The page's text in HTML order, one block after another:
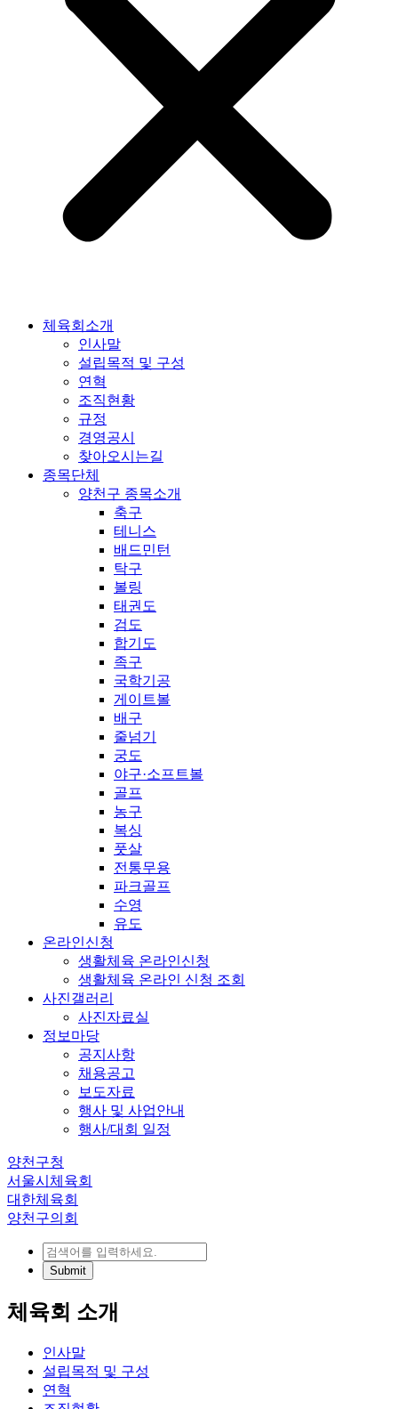
체육회소개
인사말
설립목적 및 구성
연혁
조직현황
규정
경영공시
찾아오시는길
종목단체
양천구 종목소개
축구
테니스
배드민턴
탁구
볼링
태권도
검도
합기도
족구
국학기공
게이트볼
배구
줄넘기
궁도
야구·소프트볼
골프
농구
복싱
풋살
전통무용
파크골프
수영
유도
온라인신청
생활체육 온라인신청
생활체육 온라인 신청 조회
사진갤러리
사진자료실
정보마당
공지사항
채용공고
보도자료
행사 및 사업안내
행사/대회 일정
양천구청
서울시체육회
대한체육회
양천구의회
체육회 소개
인사말
설립목적 및 구성
연혁